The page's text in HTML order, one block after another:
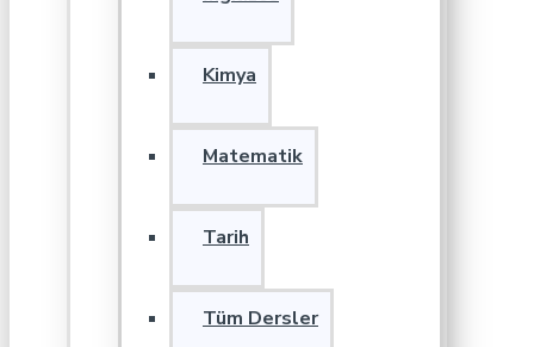
Kimya
Matematik
Tarih
Tüm Dersler